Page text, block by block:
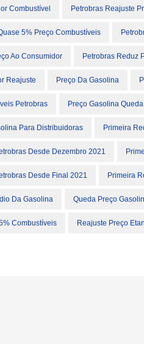
Combustível Petrobras Reajuste
5% Preço Combustíveis
Ao Consumidor Petrobras Reduz
Reajuste Preço Da Gasolina
Petrobras Preço Gasolina Queda
Para Distribuidoras Primeira
Desde Dezembro 2021
Desde Final 2021 Primeira
Da Gasolina Queda Preço
Combustíveis Reajuste Preço